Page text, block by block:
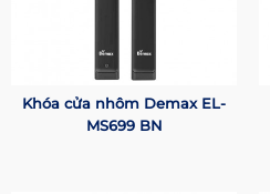
Khóa cửa nhôm Demax EL-
MS699 BN